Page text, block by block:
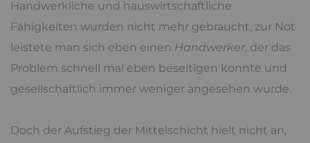
Handwerkliche und hauswirtschaftliche
Fähigkeiten wurden nicht mehr gebraucht, zur Not
leistete man sich eben einen Handwerker, der das
Problem schnell mal eben beseitigen konnte und
gesellschaftlich immer weniger angesehen wurde.
Doch der Aufstieg der Mittelschicht hielt nicht an,